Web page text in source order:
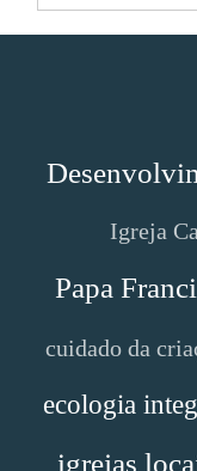
Igreja
Papa
cuidado da
ecologia
igrejas